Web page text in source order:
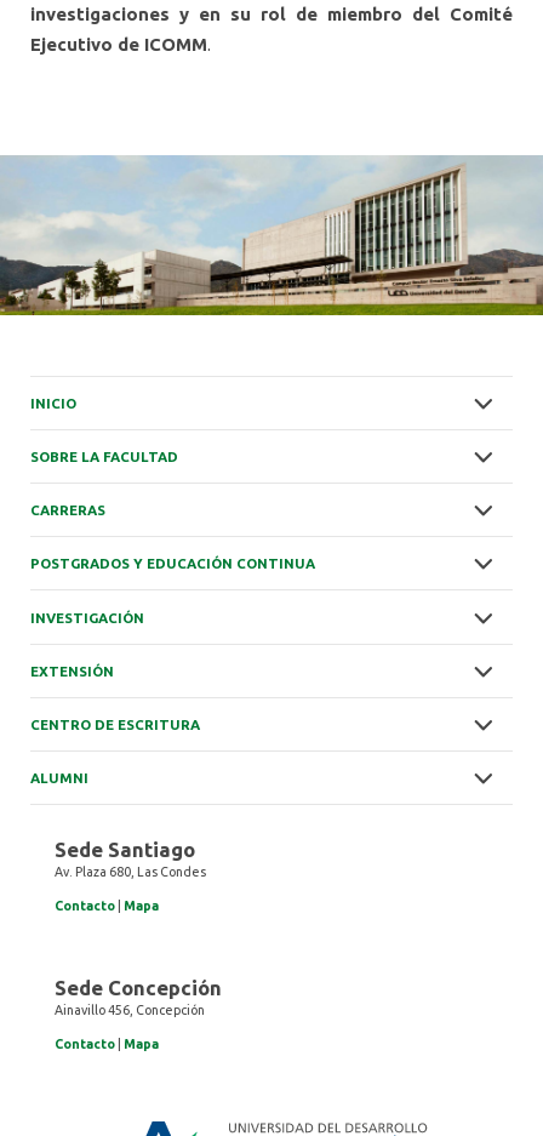
investigaciones y en su rol de miembro del Comité
Ejecutivo de ICOMM.
INICIO
SOBRE LA FACULTAD
CARRERAS
POSTGRADOS Y EDUCACIÓN CONTINUA
INVESTIGACIÓN
EXTENSIÓN
CENTRO DE ESCRITURA
ALUMNI
Sede Santiago
Av. Plaza 680, Las Condes
Contacto Mapa
Sede Concepción
Ainavillo 456, Concepción
Contacto Mapa